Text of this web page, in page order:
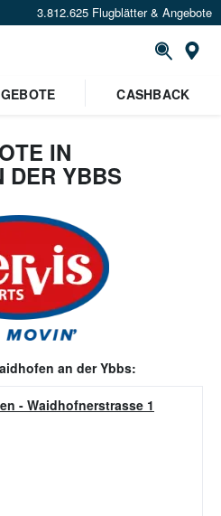
3.812.625 Flugblätter & Angebote
CASHBACK
IN
DER YBBS
an der Ybbs:
- Waidhofnerstrasse 1